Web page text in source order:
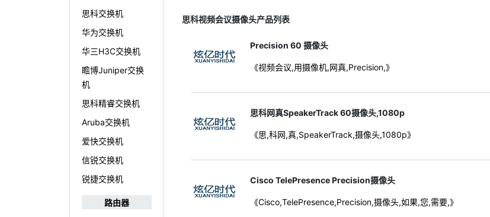
思科交换机
华为交换机
华三H3C交换机
瞻博Juniper交换
机
思科精睿交换机
Aruba交换机
爱快交换机
信锐交换机
锐捷交换机
路由器
思科视频会议摄像头产品列表
Precision 60 摄像头
《视频会议,用摄像机,网真,Precision,》
思科网真SpeakerTrack 60摄像头,1080p
《思,科网,真,SpeakerTrack,摄像头,1080p》
Cisco TelePresence Precision摄像头
《Cisco,TelePresence,Precision,摄像头,如果,您,需要,》